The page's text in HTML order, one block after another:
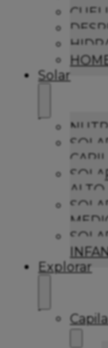
Solar
ALTO
Explorar